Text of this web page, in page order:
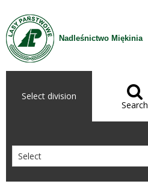
Skip to Content
Nadleśnictwo Miękinia
Select division 
Search